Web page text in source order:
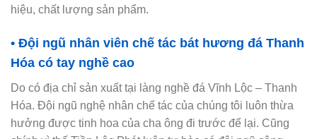
hiệu, chất lượng sản phẩm.
• Đội ngũ nhân viên chế tác bát hương đá Thanh
Hóa có tay nghề cao
Do có địa chỉ sản xuất tại làng nghề đá Vĩnh Lộc – Thanh
Hóa. Đội ngũ nghệ nhân chế tác của chúng tôi luôn thừa
hưởng được tinh hoa của cha ông đi trước để lại. Cũng